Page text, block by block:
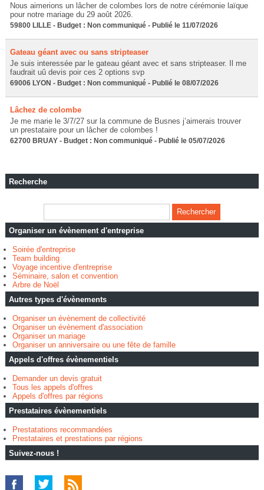
Nous aimerions un lâcher de colombes lors de notre cérémonie laïque
pour notre mariage du 29 août 2026.
59800 LILLE - Budget : Non communiqué - Publié le 11/07/2026
Gateau géant avec ou sans stripteaser
Je suis interessée par le gateau géant avec et sans stripteaser. Il me
faudrait uû devis poir ces 2 options svp
69006 LYON - Budget : Non communiqué - Publié le 08/07/2026
Lâchez de colombe
Je me marie le 3/7/27 sur la commune de Busnes j’aimerais trouver
un prestataire pour un lâcher de colombes !
62700 BRUAY - Budget : Non communiqué - Publié le 05/07/2026
Recherche
Organiser un évènement d'entreprise
Soirée d'entreprise
Team building
Voyage incentive d'entreprise
Séminaire, salon et convention
Arbre de Noël
Autres types d'évènements
Organiser un évènement de collectivité
Organiser un évènement d'association
Organiser un mariage
Organiser un anniversaire ou une fête de famille
Appels d'offres évènementiels
Demander un devis gratuit
Tous les appels d'offres
Appels d'offres par régions
Prestataires évènementiels
Prestatations recommandées
Prestataires et prestations par régions
Suivez-nous !